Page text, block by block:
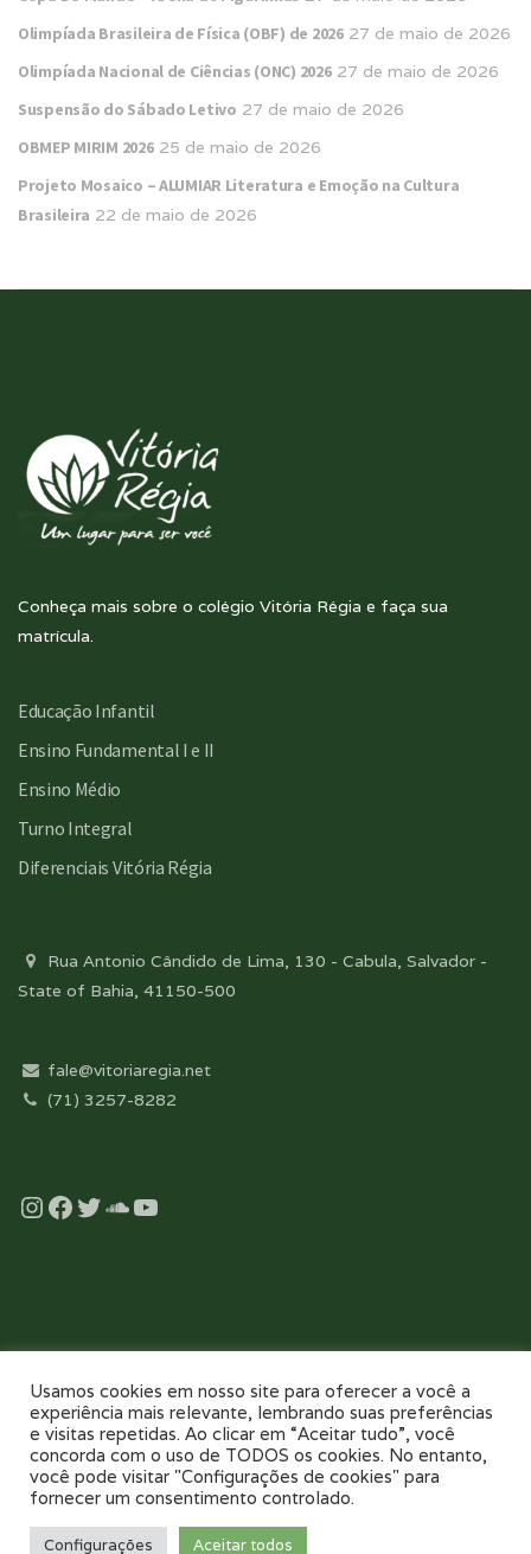
Olimpíada Brasileira de Física (OBF) de 2026 27 de maio de 2026
Olimpíada Nacional de Ciências (ONC) 2026 27 de maio de 2026
Suspensão do Sábado Letivo 27 de maio de 2026
OBMEP MIRIM 2026 25 de maio de 2026
Projeto Mosaico – ALUMIAR Literatura e Emoção na Cultura
Brasileira 22 de maio de 2026
Conheça mais sobre o colégio Vitória Régia e faça sua
matrícula.
Educação Infantil
Ensino Fundamental I e II
Ensino Médio
Turno Integral
Diferenciais Vitória Régia
Rua Antonio Cândido de Lima, 130 - Cabula, Salvador -
State of Bahia, 41150-500
fale@vitoriaregia.net
(71) 3257-8282
Instagram
Facebook
Twitter
Soundcloud
YouTube
Desenvolvido com essência pela:
NOSSO COLÉGIO TOUR VIRTUAL 360
Usamos cookies em nosso site para oferecer a você a
experiência mais relevante, lembrando suas preferências
e visitas repetidas. Ao clicar em “Aceitar tudo”, você
concorda com o uso de TODOS os cookies. No entanto,
você pode visitar "Configurações de cookies" para
fornecer um consentimento controlado.
Configurações Aceitar todos